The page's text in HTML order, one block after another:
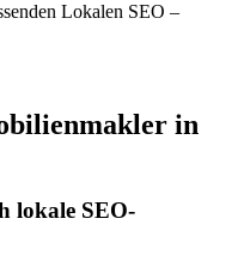
Lokalen SEO –
in
lokale SEO-